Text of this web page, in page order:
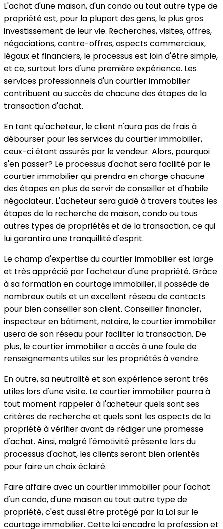
L'achat d'une maison, d'un condo ou tout autre type de
propriété est, pour la plupart des gens, le plus gros
investissement de leur vie. Recherches, visites, offres,
négociations, contre-offres, aspects commerciaux,
légaux et financiers, le processus est loin d'être simple,
et ce, surtout lors d'une première expérience. Les
services professionnels d'un courtier immobilier
contribuent au succès de chacune des étapes de la
transaction d'achat.
En tant qu'acheteur, le client n'aura pas de frais à
débourser pour les services du courtier immobilier,
ceux-ci étant assurés par le vendeur. Alors, pourquoi
s'en passer? Le processus d'achat sera facilité par le
courtier immobilier qui prendra en charge chacune
des étapes en plus de servir de conseiller et d'habile
négociateur. L'acheteur sera guidé à travers toutes les
étapes de la recherche de maison, condo ou tous
autres types de propriétés et de la transaction, ce qui
lui garantira une tranquillité d'esprit.
Le champ d'expertise du courtier immobilier est large
et très apprécié par l'acheteur d'une propriété. Grâce
à sa formation en courtage immobilier, il possède de
nombreux outils et un excellent réseau de contacts
pour bien conseiller son client. Conseiller financier,
inspecteur en bâtiment, notaire, le courtier immobilier
usera de son réseau pour faciliter la transaction. De
plus, le courtier immobilier a accès à une foule de
renseignements utiles sur les propriétés à vendre.
En outre, sa neutralité et son expérience seront très
utiles lors d'une visite. Le courtier immobilier pourra à
tout moment rappeler à l'acheteur quels sont ses
critères de recherche et quels sont les aspects de la
propriété à vérifier avant de rédiger une promesse
d'achat. Ainsi, malgré l'émotivité présente lors du
processus d'achat, les clients seront bien orientés
pour faire un choix éclairé.
Faire affaire avec un courtier immobilier pour l'achat
d'un condo, d'une maison ou tout autre type de
propriété, c'est aussi être protégé par la Loi sur le
courtage immobilier. Cette loi encadre la profession et